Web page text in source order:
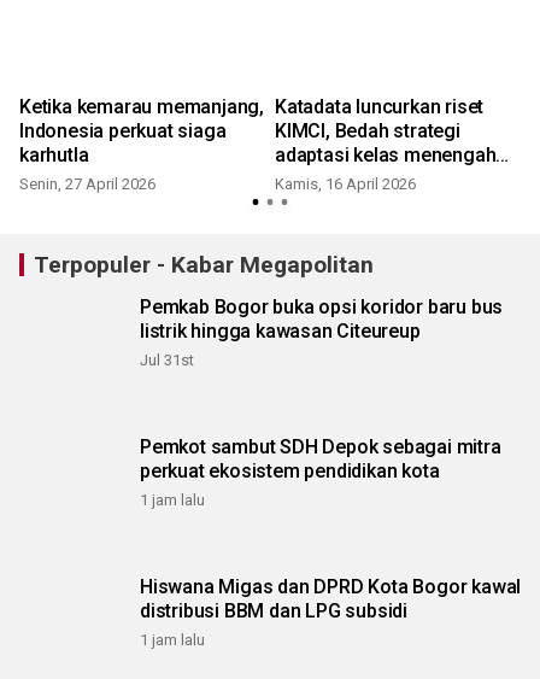
Ketika kemarau memanjang,
Indonesia perkuat siaga
karhutla
Senin, 27 April 2026
Katadata luncurkan riset
KIMCI, Bedah strategi
adaptasi kelas menengah
Indonesia
Kamis, 16 April 2026
Terpopuler - Kabar Megapolitan
Pemkab Bogor buka opsi koridor baru bus
listrik hingga kawasan Citeureup
Jul 31st
Pemkot sambut SDH Depok sebagai mitra
perkuat ekosistem pendidikan kota
1 jam lalu
Hiswana Migas dan DPRD Kota Bogor kawal
distribusi BBM dan LPG subsidi
1 jam lalu